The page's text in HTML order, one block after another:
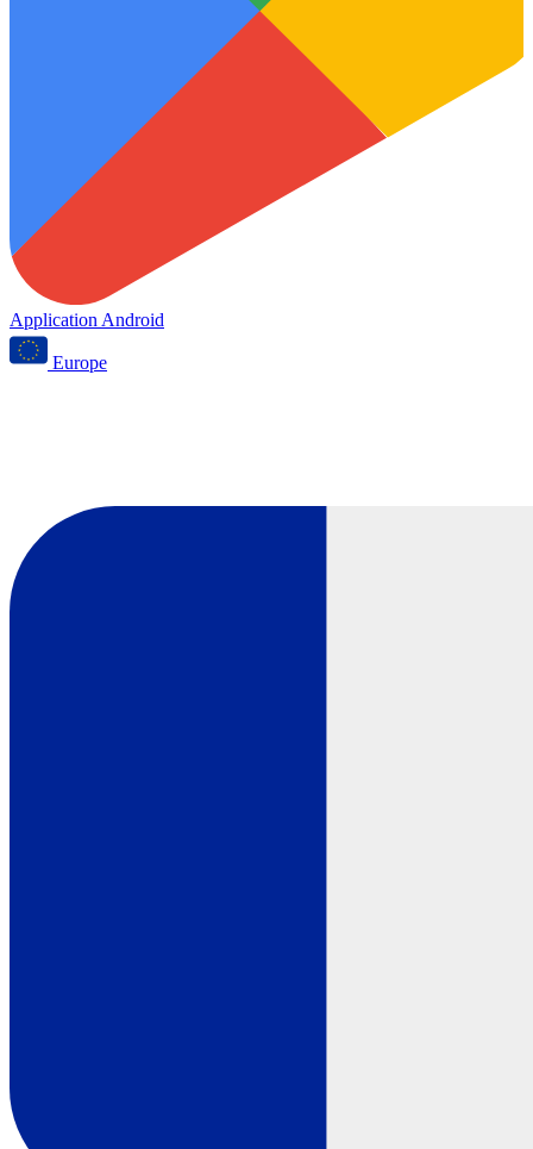
Application Android
Europe